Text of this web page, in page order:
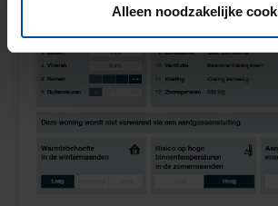
Alleen noodzakelijke